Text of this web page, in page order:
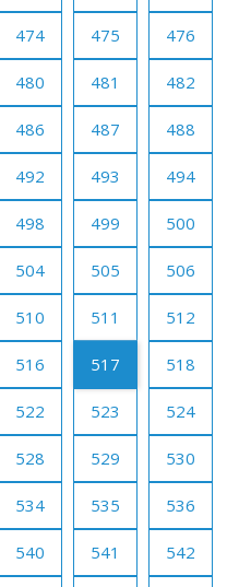
474 475 476
480 481 482
486 487 488
492 493 494
498 499 500
504 505 506
510 511 512
516 517 518
522 523 524
528 529 530
534 535 536
540 541 542